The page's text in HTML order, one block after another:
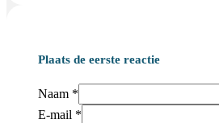
Plaats de eerste reactie
Naam *
E-mail *